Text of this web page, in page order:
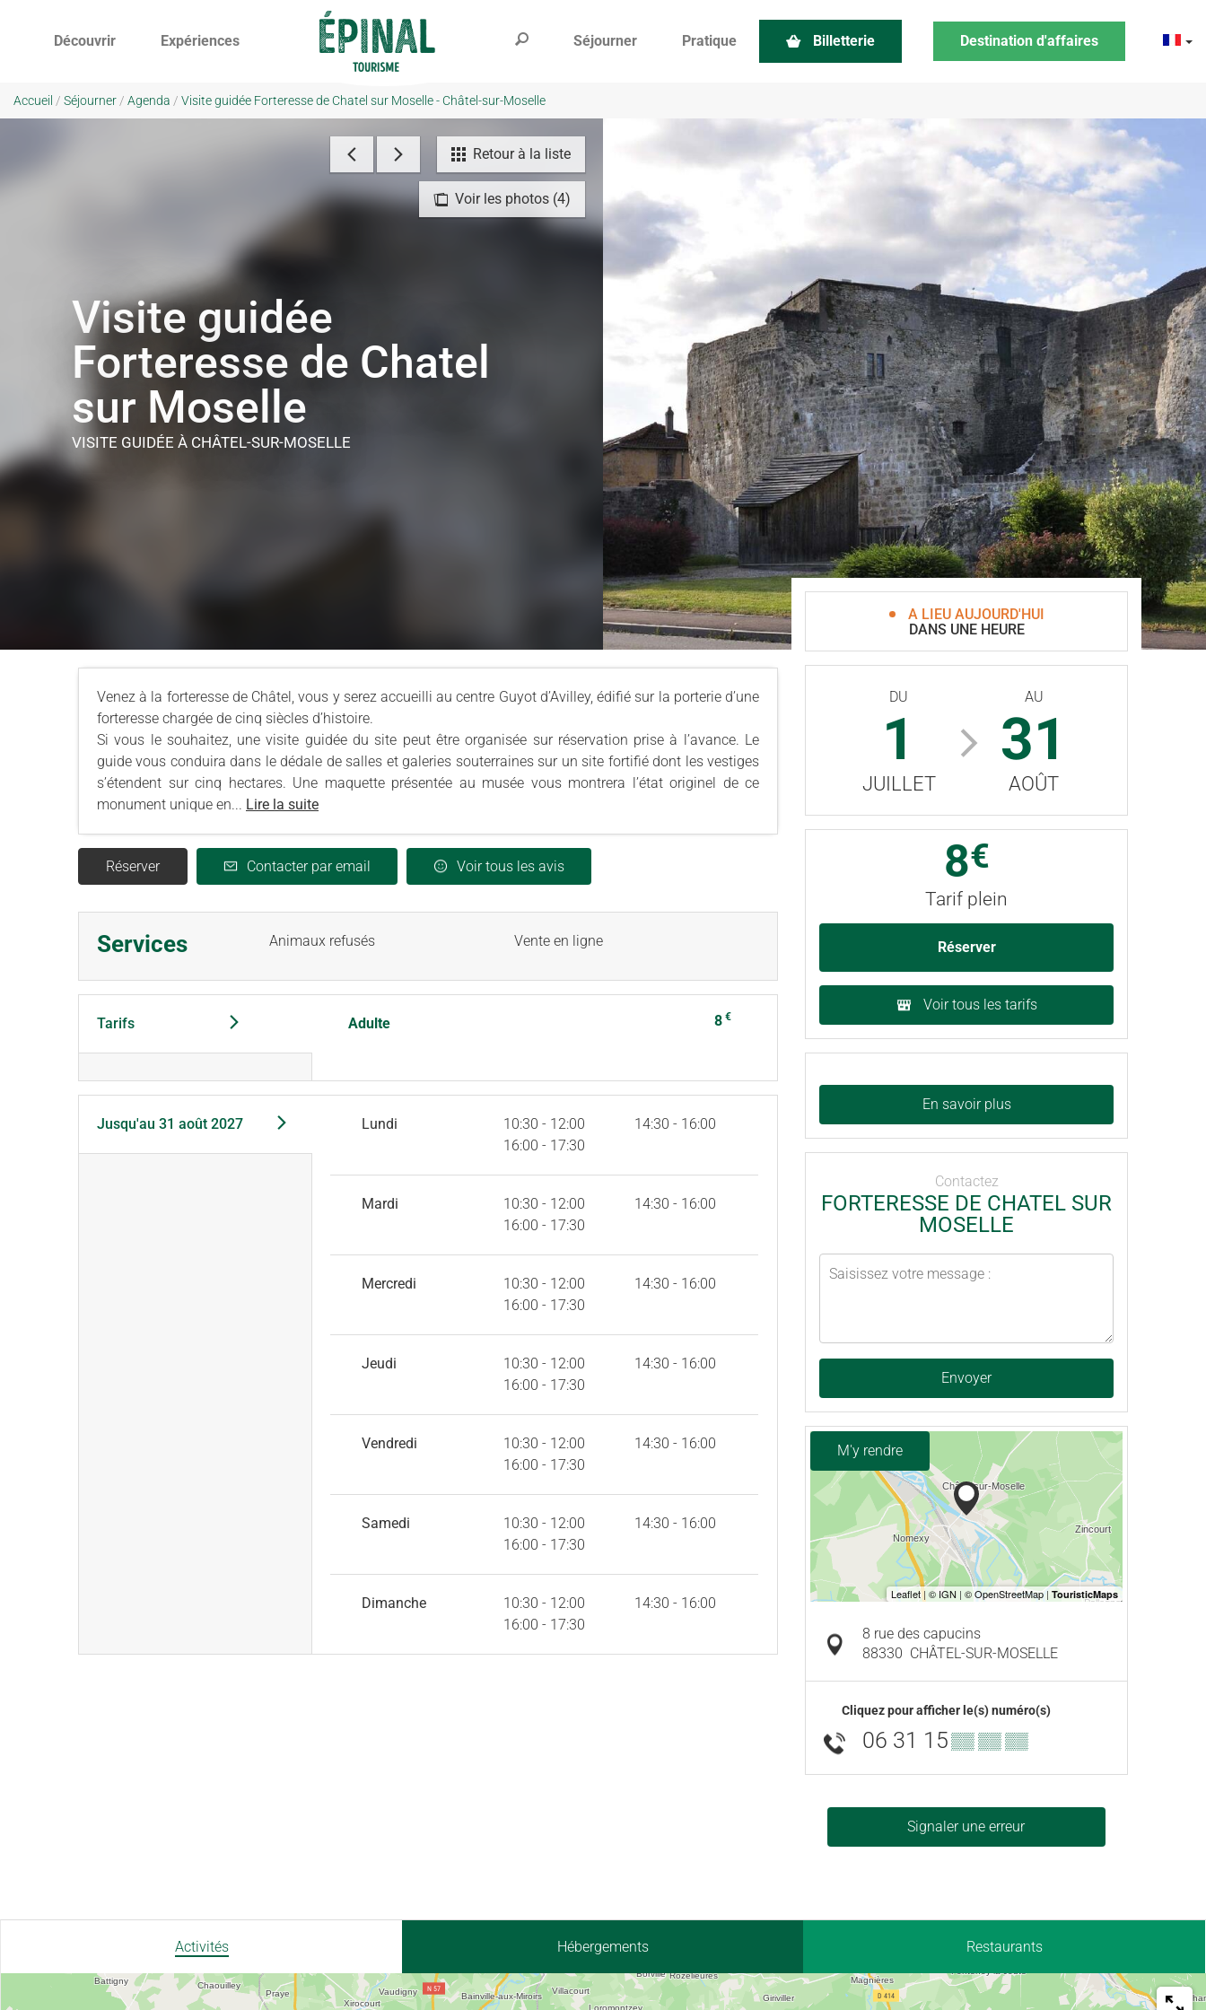
Découvrir Expériences Séjourner Pratique Billetterie Destination d'affaires
Accueil / Séjourner / Agenda / Visite guidée Forteresse de Chatel sur Moselle - Châtel-sur-Moselle
Retour à la liste
Voir les photos (4)
Visite guidée
Forteresse de Chatel
sur Moselle
VISITE GUIDÉE À CHÂTEL-SUR-MOSELLE
Venez à la forteresse de Châtel, vous y serez accueilli au centre Guyot d’Avilley, édifié sur la porterie d’une
forteresse chargée de cinq siècles d’histoire.
Si vous le souhaitez, une visite guidée du site peut être organisée sur réservation prise à l’avance. Le
guide vous conduira dans le dédale de salles et galeries souterraines sur un site fortifié dont les vestiges
s’étendent sur cinq hectares. Une maquette présentée au musée vous montrera l’état originel de ce
monument unique en... Lire la suite
Réserver Contacter par email Voir tous les avis
Services Animaux refusés Vente en ligne
Tarifs Adulte 8 €
Jusqu'au 31 août 2027 Lundi 10:30 - 12:00
14:30 - 16:00
16:00 - 17:30
Mardi 10:30 - 12:00
14:30 - 16:00
16:00 - 17:30
Mercredi 10:30 - 12:00
14:30 - 16:00
16:00 - 17:30
Jeudi 10:30 - 12:00
14:30 - 16:00
16:00 - 17:30
Vendredi 10:30 - 12:00
14:30 - 16:00
16:00 - 17:30
Samedi 10:30 - 12:00
14:30 - 16:00
16:00 - 17:30
Dimanche 10:30 - 12:00
14:30 - 16:00
16:00 - 17:30
A LIEU AUJOURD'HUI
DANS UNE HEURE
DU
1
JUILLET
AU
31
AOÛT
8€
Tarif plein
Réserver
Voir tous les tarifs
En savoir plus
Contactez
FORTERESSE DE CHATEL SUR
MOSELLE
Envoyer
M'y rendre
8 rue des capucins
88330 CHÂTEL-SUR-MOSELLE
Cliquez pour afficher le(s) numéro(s)
06 31 15▒▒ ▒▒ ▒▒
Signaler une erreur
Activités Hébergements Restaurants